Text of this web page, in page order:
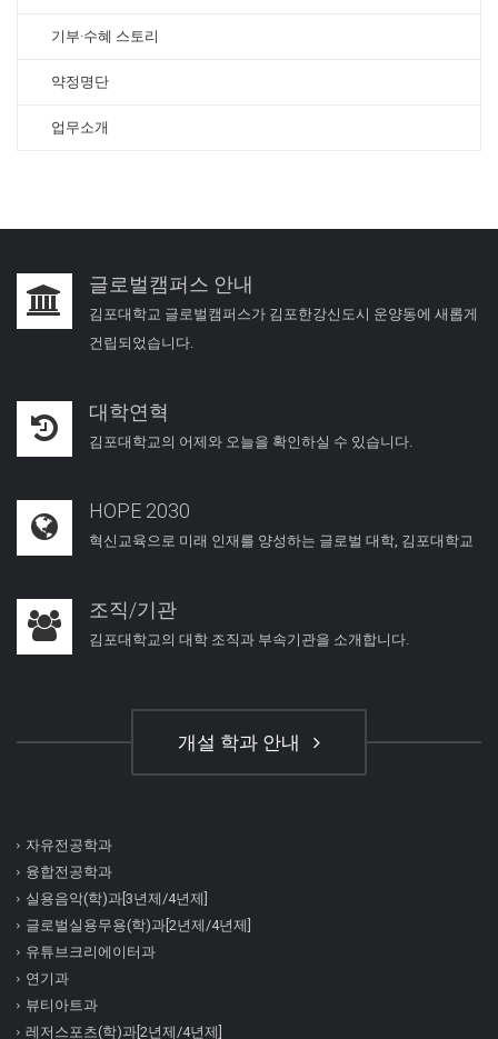
기부·수혜 스토리
약정명단
업무소개
글로벌캠퍼스 안내
김포대학교 글로벌캠퍼스가 김포한강신도시 운양동에 새롭게
건립되었습니다.
대학연혁
김포대학교의 어제와 오늘을 확인하실 수 있습니다.
HOPE 2030
혁신교육으로 미래 인재를 양성하는 글로벌 대학, 김포대학교
조직/기관
김포대학교의 대학 조직과 부속기관을 소개합니다.
개설 학과 안내
자유전공학과
융합전공학과
실용음악(학)과[3년제/4년제]
글로벌실용무용(학)과[2년제/4년제]
유튜브크리에이터과
연기과
뷰티아트과
레저스포츠(학)과[2년제/4년제]